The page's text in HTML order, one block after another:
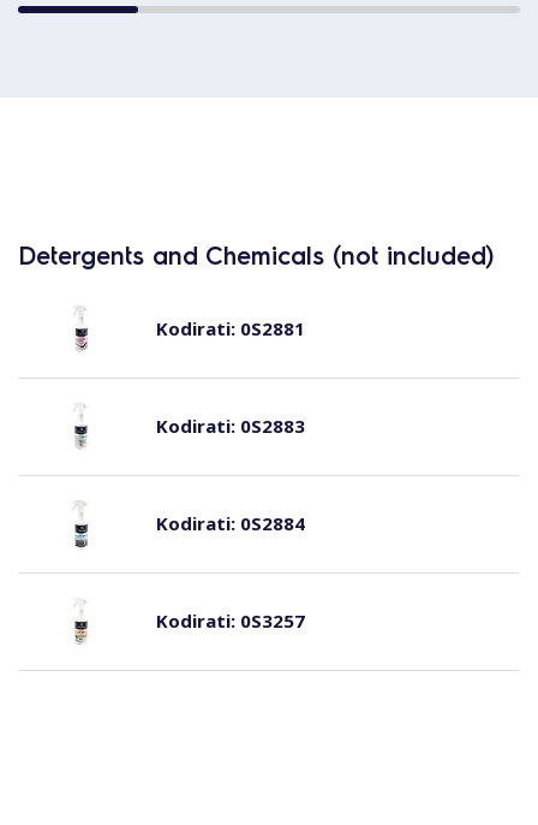
Detergents and Chemicals (not included)
Kodirati:0S2881
Kodirati:0S2883
Kodirati:0S2884
Kodirati:0S3257